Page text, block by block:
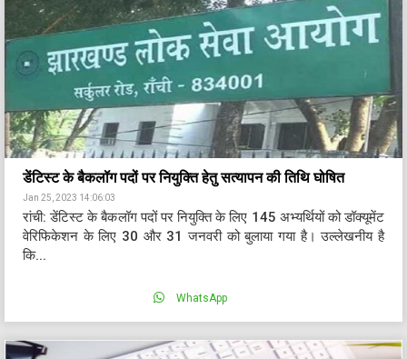
डेंटिस्ट के बैकलॉग पदों पर नियुक्ति हेतु सत्यापन की तिथि घोषित
Jan 25, 2023 14:06:03
रांची: डेंटिस्ट के बैकलॉग पदों पर नियुक्ति के लिए 145 अभ्यर्थियों को डॉक्यूमेंट
वेरिफिकेशन के लिए 30 और 31 जनवरी को बुलाया गया है। उल्लेखनीय है
कि...
WhatsApp